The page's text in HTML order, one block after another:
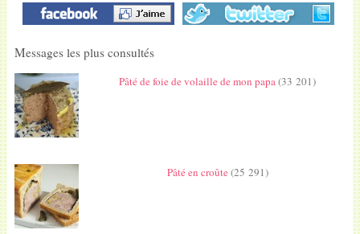
Messages les plus consultés
Pâté de foie de volaille de mon papa(33 201)
Pâté en croûte(25 291)